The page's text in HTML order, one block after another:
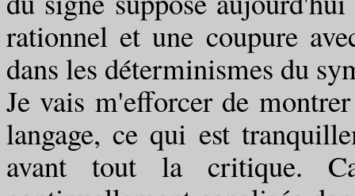
rationnel et une coupure
dans les déterminismes du
Je vais m'efforcer de
langage, ce qui est
avant tout la critique.